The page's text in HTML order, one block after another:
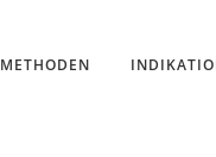
METHODEN